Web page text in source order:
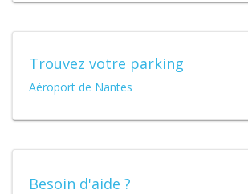
Trouvez votre parking
Aéroport de Nantes
Besoin d'aide ?